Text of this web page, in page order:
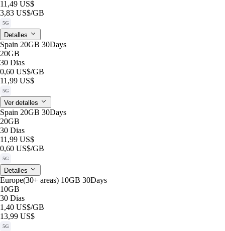
11,49 US$
3,83 US$/GB
5G
Detalles
Spain 20GB 30Days
20GB
30 Dias
0,60 US$/GB
11,99 US$
5G
Ver detalles
Spain 20GB 30Days
20GB
30 Dias
11,99 US$
0,60 US$/GB
5G
Detalles
Europe(30+ areas) 10GB 30Days
10GB
30 Dias
1,40 US$/GB
13,99 US$
5G